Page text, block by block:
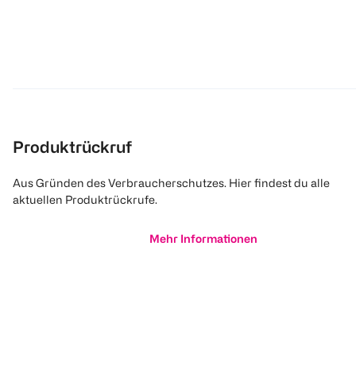
Produktrückruf
Aus Gründen des Verbraucherschutzes. Hier findest du alle
aktuellen Produktrückrufe.
Mehr Informationen